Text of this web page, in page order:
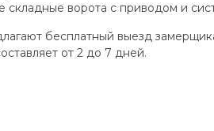
складные ворота с приводом и
бесплатный выезд
от 2 до 7 дней.